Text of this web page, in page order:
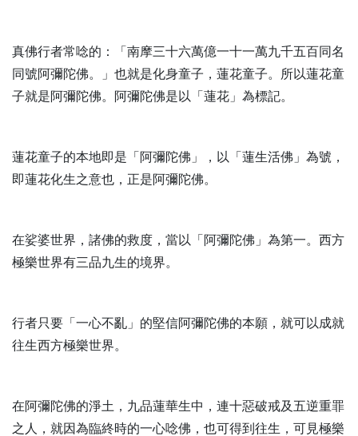
真佛行者常唸的：「南摩三十六萬億一十一萬九千五百同名
同號阿彌陀佛。」也就是化身童子，蓮花童子。所以蓮花童
子就是阿彌陀佛。阿彌陀佛是以「蓮花」為標記。
蓮花童子的本地即是「阿彌陀佛」，以「蓮生活佛」為號，
即蓮花化生之意也，正是阿彌陀佛。
在娑婆世界，諸佛的救度，當以「阿彌陀佛」為第一。西方
極樂世界有三品九生的境界。
行者只要「一心不亂」的堅信阿彌陀佛的本願，就可以成就
往生西方極樂世界。
在阿彌陀佛的淨土，九品蓮華生中，連十惡破戒及五逆重罪
之人，就因為臨終時的一心唸佛，也可得到往生，可見極樂